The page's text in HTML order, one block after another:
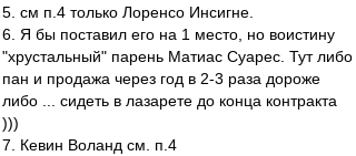
5. см п.4 только Лоренсо Инсигне.
6. Я бы поставил его на 1 место, но воистину
"хрустальный" парень Матиас Суарес. Тут либо
пан и продажа через год в 2-3 раза дороже
либо ... сидеть в лазарете до конца контракта
)))
7. Кевин Воланд см. п.4